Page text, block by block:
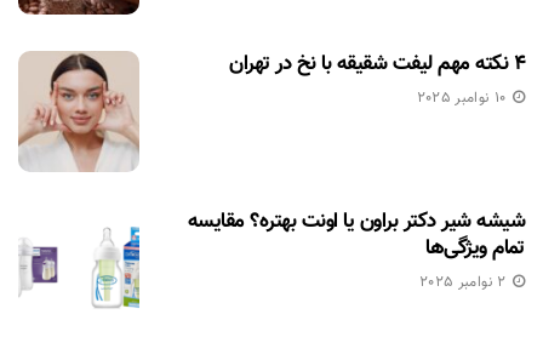
۴ نکته مهم لیفت شقیقه با نخ در تهران
10 نوامبر 2025
شیشه شیر دکتر براون یا اونت بهتره؟ مقایسه
تمام ویژگی‌ها
2 نوامبر 2025